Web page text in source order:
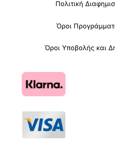
Πολιτική
Όροι
Όροι Υποβολής και